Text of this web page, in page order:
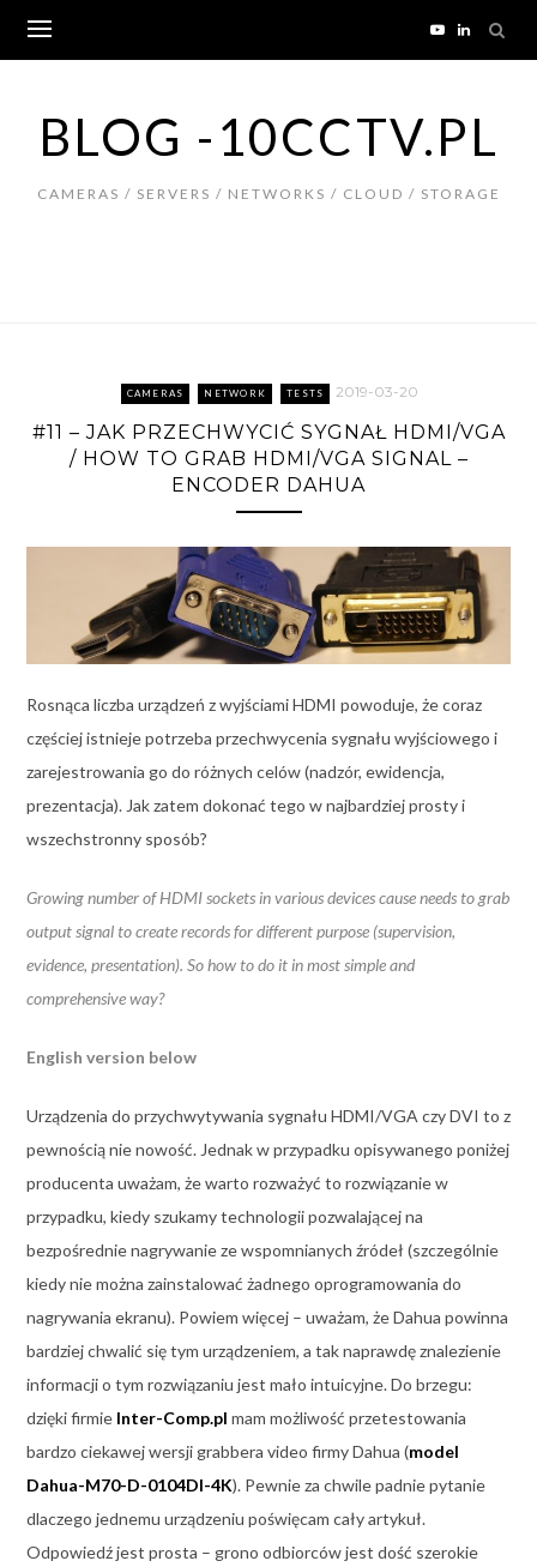
content
BLOG -10CCTV.PL
CAMERAS / SERVERS / NETWORKS / CLOUD / STORAGE
CAMERAS NETWORK TESTS 2019-03-20
#11 – JAK PRZECHWYCIĆ SYGNAŁ HDMI/VGA
/ HOW TO GRAB HDMI/VGA SIGNAL –
ENCODER DAHUA
Rosnąca liczba urządzeń z wyjściami HDMI powoduje, że coraz
częściej istnieje potrzeba przechwycenia sygnału wyjściowego i
zarejestrowania go do różnych celów (nadzór, ewidencja,
prezentacja). Jak zatem dokonać tego w najbardziej prosty i
wszechstronny sposób?
Growing number of HDMI sockets in various devices cause needs to grab
output signal to create records for different purpose (supervision,
evidence, presentation). So how to do it in most simple and
comprehensive way?
English version below
Urządzenia do przychwytywania sygnału HDMI/VGA czy DVI to z
pewnością nie nowość. Jednak w przypadku opisywanego poniżej
producenta uważam, że warto rozważyć to rozwiązanie w
przypadku, kiedy szukamy technologii pozwalającej na
bezpośrednie nagrywanie ze wspomnianych źródeł (szczególnie
kiedy nie można zainstalować żadnego oprogramowania do
nagrywania ekranu). Powiem więcej – uważam, że Dahua powinna
bardziej chwalić się tym urządzeniem, a tak naprawdę znalezienie
informacji o tym rozwiązaniu jest mało intuicyjne. Do brzegu:
dzięki firmie Inter-Comp.pl mam możliwość przetestowania
bardzo ciekawej wersji grabbera video firmy Dahua (model
Dahua-M70-D-0104DI-4K). Pewnie za chwile padnie pytanie
dlaczego jednemu urządzeniu poświęcam cały artykuł.
Odpowiedź jest prosta – grono odbiorców jest dość szerokie